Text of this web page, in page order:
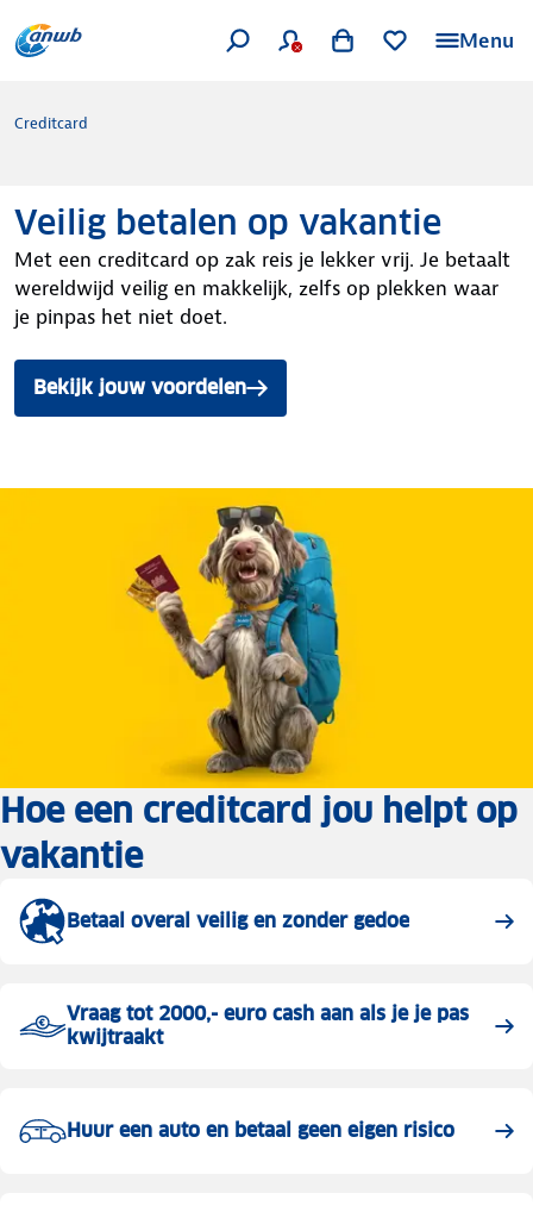
Menu
Creditcard
Veilig betalen op vakantie
Met een creditcard op zak reis je lekker vrij. Je betaalt
wereldwijd veilig en makkelijk, zelfs op plekken waar
je pinpas het niet doet.
Bekijk jouw voordelen
Hoe een creditcard jou helpt op
vakantie
Betaal overal veilig en zonder gedoe
Vraag tot 2000,- euro cash aan als je je pas
kwijtraakt
Huur een auto en betaal geen eigen risico